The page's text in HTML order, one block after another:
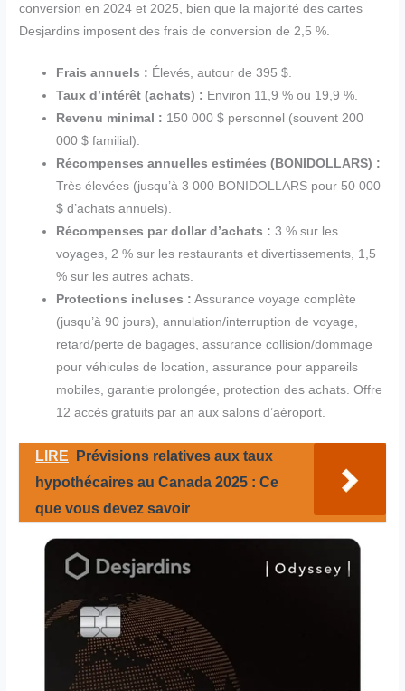
conversion en 2024 et 2025, bien que la majorité des cartes
Desjardins imposent des frais de conversion de 2,5 %.
Frais annuels : Élevés, autour de 395 $.
Taux d’intérêt (achats) : Environ 11,9 % ou 19,9 %.
Revenu minimal : 150 000 $ personnel (souvent 200
000 $ familial).
Récompenses annuelles estimées (BONIDOLLARS) :
Très élevées (jusqu’à 3 000 BONIDOLLARS pour 50 000
$ d’achats annuels).
Récompenses par dollar d’achats : 3 % sur les
voyages, 2 % sur les restaurants et divertissements, 1,5
% sur les autres achats.
Protections incluses : Assurance voyage complète
(jusqu’à 90 jours), annulation/interruption de voyage,
retard/perte de bagages, assurance collision/dommage
pour véhicules de location, assurance pour appareils
mobiles, garantie prolongée, protection des achats. Offre
12 accès gratuits par an aux salons d’aéroport.
LIRE
Prévisions relatives aux taux
hypothécaires au Canada 2025 : Ce
que vous devez savoir